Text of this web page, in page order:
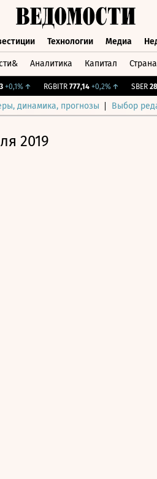
Технологии Медиа
Аналитика Капитал Страна
↑ RGBITR 777,14 +0,2%↑ SBER
динамика, прогнозы Выбор
2019